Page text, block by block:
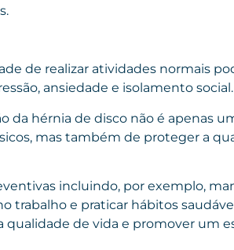
de realizar atividades normais
ansiedade e isolamento social.
da hérnia de disco não é apenas
mas também de proteger a
incluindo, por exemplo,
trabalho e praticar hábitos
qualidade de vida e promover um